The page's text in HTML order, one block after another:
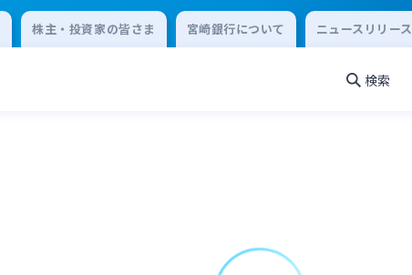
株主・投資家の皆さま 宮崎銀行について ニュースリリース
検索